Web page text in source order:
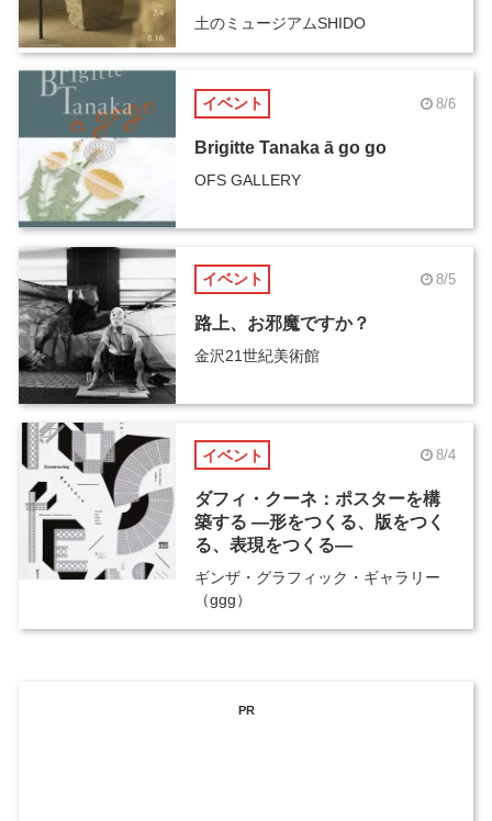
土のミュージアムSHIDO
イベント 8/6
Brigitte Tanaka ā go go
OFS GALLERY
イベント 8/5
路上、お邪魔ですか？
金沢21世紀美術館
イベント 8/4
ダフィ・クーネ：ポスターを構
築する ―形をつくる、版をつく
る、表現をつくる―
ギンザ・グラフィック・ギャラリー
（ggg）
PR